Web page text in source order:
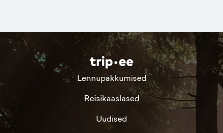
Lennupakkumised
Reisikaaslased
Uudised